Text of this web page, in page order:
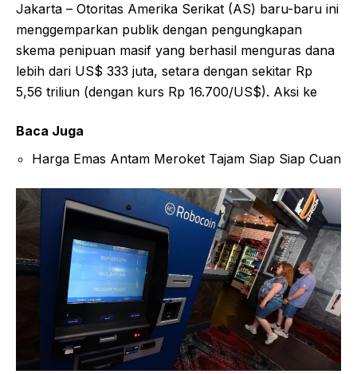
Jakarta – Otoritas Amerika Serikat (AS) baru-baru ini
menggemparkan publik dengan pengungkapan
skema penipuan masif yang berhasil menguras dana
lebih dari US$ 333 juta, setara dengan sekitar Rp
5,56 triliun (dengan kurs Rp 16.700/US$). Aksi ke
Baca Juga
Harga Emas Antam Meroket Tajam Siap Siap Cuan